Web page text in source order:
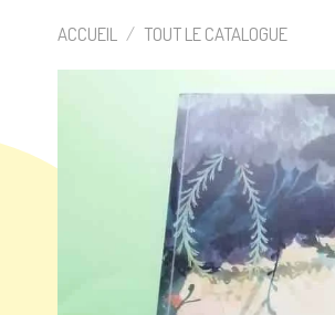
ACCUEIL / TOUT LE CATALOGUE